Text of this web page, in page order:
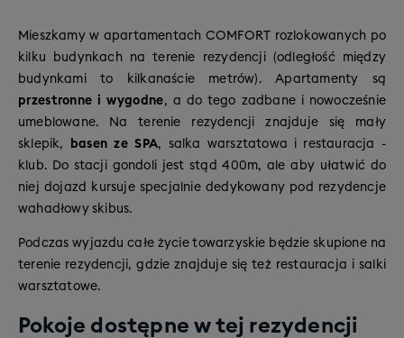
będzie tu każdego dnia odkrywał coraz to nowe,
dziewicze zjazdy i trasy.
W ośrodku Val Thorens-Orelle jeździmy na
wysokościach od 2 300 do aż 3 200 m n.p.m
struktura tras (pod względem km) wygląda
następująco:
53% tras łatwych – idealne dla początkujących
(niebieskie, zielone i trawersy)
średniozaawansowanych narciarzy (czerwone)
11% tras trudnych – dla poszukiwaczy
ośrodka.
Mieszkamy w apartamentach COMFORT rozlokowanych po
kilku budynkach na terenie rezydencji (odległość między
budynkami to kilkanaście metrów). Apartamenty są
przestronne i wygodne, a do tego zadbane i nowocześnie
umeblowane. Na terenie rezydencji znajduje się mały
sklepik,
basen ze SPA, salka warsztatowa i restauracja -
klub. Do stacji gondoli jest stąd 400m, ale aby ułatwić do
niej dojazd kursuje specjalnie dedykowany pod rezydencje
wahadłowy skibus.
Podczas wyjazdu całe życie towarzyskie będzie skupione na
terenie rezydencji, gdzie znajduje się też restauracja i salki
warsztatowe.
Pokoje dostępne w tej rezydencji